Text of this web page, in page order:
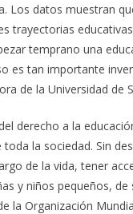
Los datos muestran
trayectorias
temprano una
es tan importante
de la Universidad de
derecho a la
toda la sociedad. Sin
de la vida, tener
y niños pequeños,
la Organización